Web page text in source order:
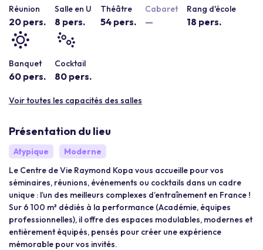
Réunion
20 pers.
Salle en U
8 pers.
Théâtre
54 pers.
Cabaret
—
Rang d'école
18 pers.
Banquet
60 pers.
Cocktail
80 pers.
Voir toutes les capacités des salles
Présentation du lieu
Atypique
Moderne
Le Centre de Vie Raymond Kopa vous accueille pour vos
séminaires, réunions, événements ou cocktails dans un cadre
unique : l’un des meilleurs complexes d’entraînement en France !
Sur 6 100 m² dédiés à la performance (Académie, équipes
professionnelles), il offre des espaces modulables, modernes et
entièrement équipés, pensés pour créer une expérience
mémorable pour vos invités.